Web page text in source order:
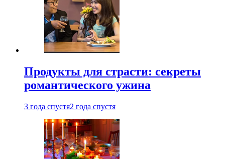
Продукты для страсти: секреты
романтического ужина
3 года спустя2 года спустя